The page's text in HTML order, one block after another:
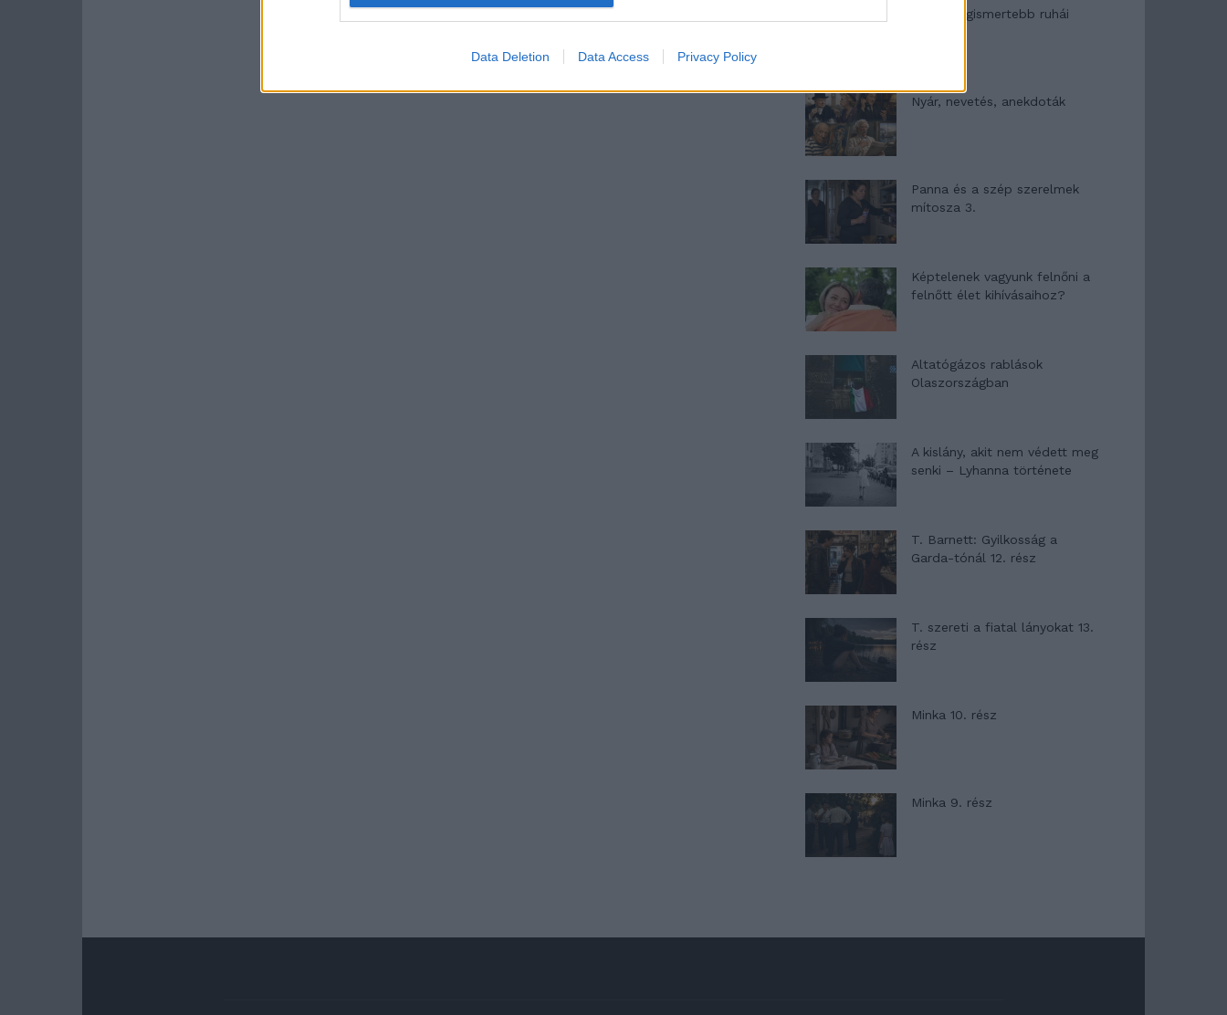
Data Deletion Data Access Privacy Policy
A világ legismertebb ruhái
Nyár, nevetés, anekdoták
Panna és a szép szerelmek
mítosza 3.
Képtelenek vagyunk felnőni a
felnőtt élet kihívásaihoz?
Altatógázos rablások
Olaszországban
A kislány, akit nem védett meg
senki – Lyhanna története
T. Barnett: Gyilkosság a
Garda-tónál 12. rész
T. szereti a fiatal lányokat 13.
rész
Minka 10. rész
Minka 9. rész